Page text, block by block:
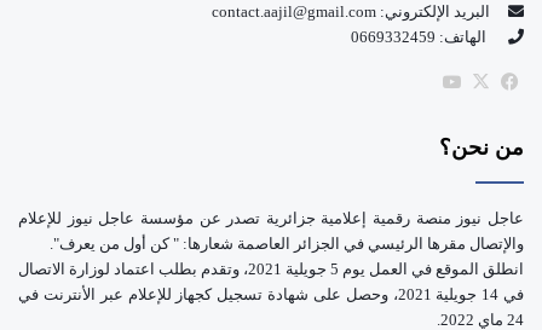
ك
البريد الإلكتروني: contact.aajil@gmail.com
الهاتف: 0669332459
فيسبوك
‫X
من نحن؟
عاجل نيوز منصة رقمية إعلامية جزائرية تصدر عن مؤسسة عاجل نيوز للإعلام
والإتصال مقرها الرئيسي في الجزائر العاصمة شعارها: " كن أول من يعرف".
انطلق الموقع في العمل يوم 5 جويلية 2021، وتقدم بطلب اعتماد لوزارة الاتصال
في 14 جويلية 2021، وحصل على شهادة تسجيل كجهاز للإعلام عبر الأنترنت في
24 ماي 2022.